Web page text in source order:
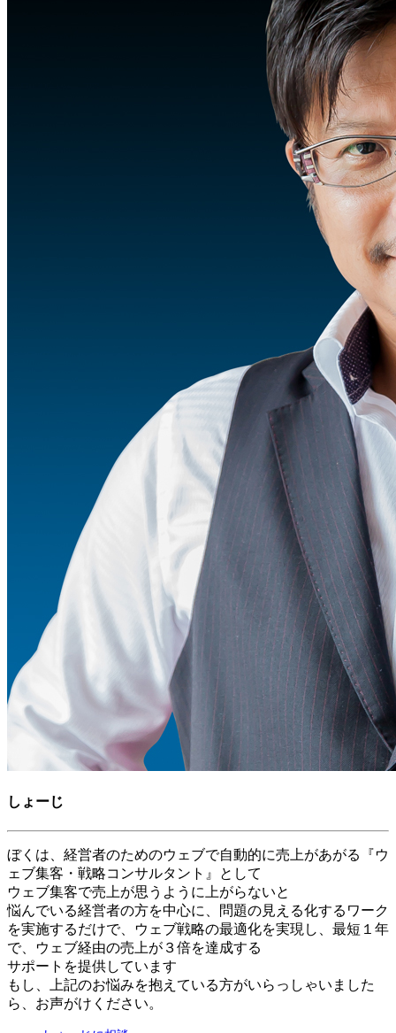
しょーじ
ぼくは、経営者のためのウェブで自動的に売上があがる『ウ
ェブ集客・戦略コンサルタント』として
ウェブ集客で売上が思うように上がらないと
悩んでいる経営者の方を中心に、問題の見える化するワーク
を実施するだけで、ウェブ戦略の最適化を実現し、最短１年
で、ウェブ経由の売上が３倍を達成する
サポートを提供しています
もし、上記のお悩みを抱えている方がいらっしゃいました
ら、お声がけください。